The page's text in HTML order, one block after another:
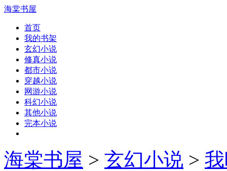
海棠书屋
首页
我的书架
玄幻小说
修真小说
都市小说
穿越小说
网游小说
科幻小说
其他小说
完本小说
海棠书屋 > 玄幻小说 >